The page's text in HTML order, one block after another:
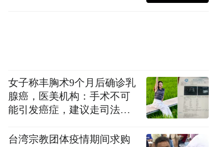
女子称丰胸术9个月后确诊乳
腺癌，医美机构：手术不可
能引发癌症，建议走司法途
台湾宗教团体疫情期间求购